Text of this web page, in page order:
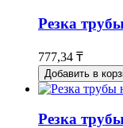
Резка
777,34 ₸
Добавить в
Резка